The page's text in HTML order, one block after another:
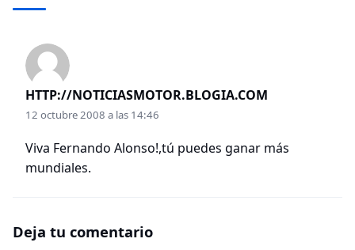
HTTP://NOTICIASMOTOR.BLOGIA.COM
12 octubre 2008 a las 14:46
Viva Fernando Alonso!,tú puedes ganar más
mundiales.
Deja tu comentario